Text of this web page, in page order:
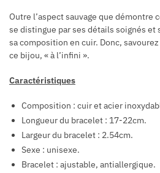
Outre l’aspect sauvage que démontre
se distingue par ses détails soignés et
sa composition en cuir. Donc,
ce bijou, « à l’infini ».
Caractéristiques
Composition : cuir et acier
Longueur du bracelet : 17-22cm.
Largeur du bracelet : 2.54cm.
Sexe : unisexe.
Bracelet : ajustable, antiallergique.